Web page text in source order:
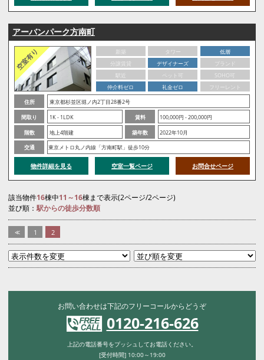
アーバンパーク方南町
新築 タワー
低層
分譲賃貸
デザイナーズ
ブランド
駅近
ペット可
SOHO可
仲介料ゼロ
礼金ゼロ
フリーレント
住所
東京都杉並区堀ノ内2丁目28番2号
間取り
1K - 1LDK 賃料
100,000円 - 200,000円
階数
地上4階建 築年数
2022年10月
交通
東京メトロ丸ノ内線「方南町駅」徒歩10分
物件詳細を見る 空室一覧ページ お問合せページ
該当物件16棟中11～16棟まで表示(2ページ/2ページ)
並び順：駅からの徒歩分数順
<< 1 2
お問い合わせは下記のフリーコールからどうぞ
0120-216-626
上記の電話番号をプッシュしてお電話ください。
[受付時間] 10:00～19:00